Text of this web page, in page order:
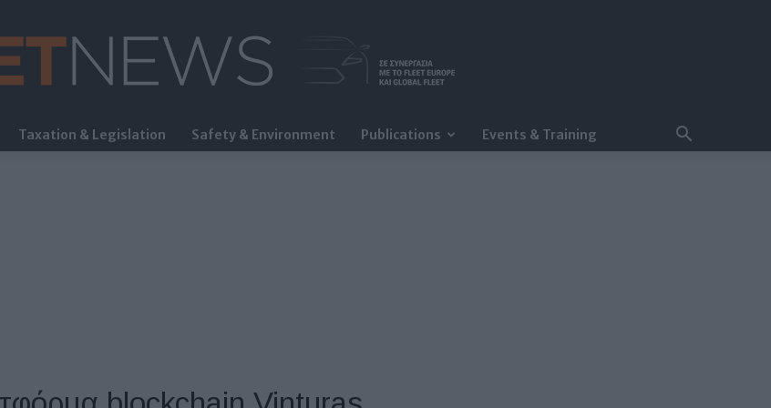
FleetNews
Taxation & Legislation Safety & Environment Publications Events & Training